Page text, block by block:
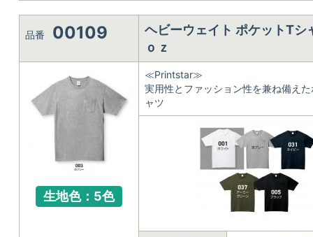
品番 00109
ヘビーウェイト ポケットT
ｏｚ
生地色：5色
≪Printstar≫
実用性とファッション性を兼ね備え
ャツ